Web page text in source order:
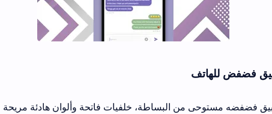
من البساطة، خلفيات فاتحة وألوان هادئة مريحة للعين. القوائم